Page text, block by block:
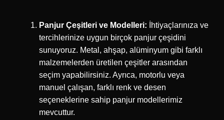
Panjur Çeşitleri ve Modelleri: İhtiyaçlarınıza ve
tercihlerinize uygun birçok panjur çeşidini
sunuyoruz. Metal, ahşap, alüminyum gibi farklı
malzemelerden üretilen çeşitler arasından
seçim yapabilirsiniz. Ayrıca, motorlu veya
manuel çalışan, farklı renk ve desen
seçeneklerine sahip panjur modellerimiz
mevcuttur.